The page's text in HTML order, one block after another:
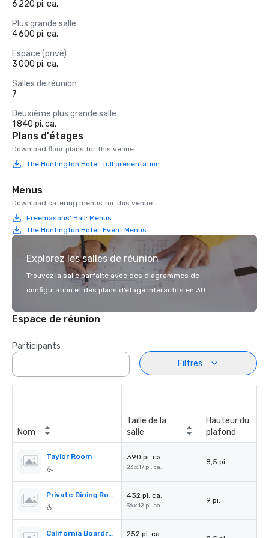
6 220 pi. ca.
Plus grande salle
4 600 pi. ca.
Espace (privé)
3 000 pi. ca.
Salles de réunion
7
Deuxième plus grande salle
1 840 pi. ca.
Plans d'étages
Download floor plans for this venue.
The Huntington Hotel: full presentation
Menus
Download catering menus for this venue.
Freemasons' Hall: Menus
The Huntington Hotel: Event Menus
Explorez les salles de réunion
Trouvez la salle parfaite avec des diagrammes de
configuration et des plans d’étage interactifs en 3D.
Espace de réunion
Participants
Filtres
Nom
Taille de la
salle
Hauteur du
plafond
Taylor Room 390 pi. ca.
23 x 17 pi. ca.
8,5 pi.
Private Dining Room 432 pi. ca.
36 x 12 pi. ca.
9 pi.
California Boardroom 252 pi. ca.